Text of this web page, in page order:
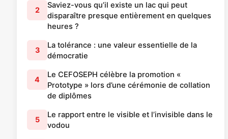
2
Saviez-vous qu’il existe un lac qui peut
disparaître presque entièrement en quelques
heures ?
3
La tolérance : une valeur essentielle de la
démocratie
4
Le CEFOSEPH célèbre la promotion «
Prototype » lors d’une cérémonie de collation
de diplômes
5
Le rapport entre le visible et l’invisible dans le
vodou